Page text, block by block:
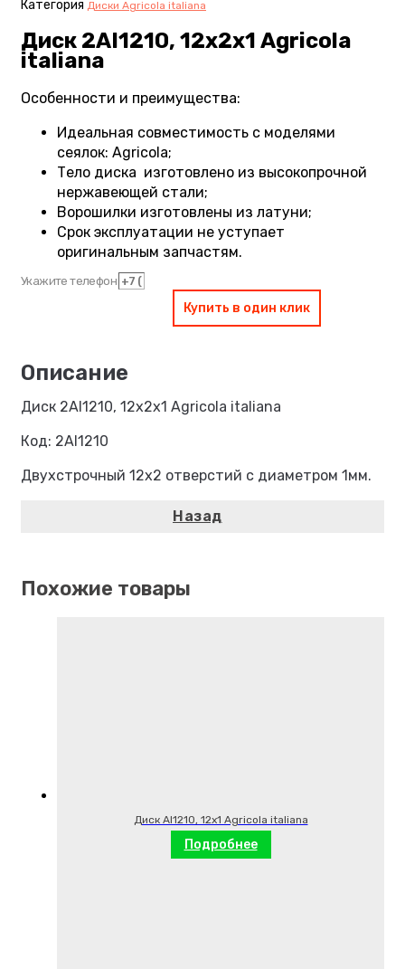
Категория Диски Agricola italiana
Диск 2AI1210, 12х2х1 Agricola
italiana
Особенности и преимущества:
Идеальная совместимость с моделями
сеялок: Agricola;
Тело диска изготовлено из высокопрочной
нержавеющей стали;
Ворошилки изготовлены из латуни;
Срок эксплуатации не уступает
оригинальным запчастям.
Укажите телефон
Купить в один клик
Диск 2AI1210, 12х2х1 Agricola italiana
Код: 2AI1210
Двухстрочный 12х2 отверстий с диаметром 1мм.
Похожие товары
Диск AI1210, 12х1 Agricola italiana
Подробнее